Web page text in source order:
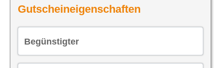
Gutscheineigenschaften
Begünstigter